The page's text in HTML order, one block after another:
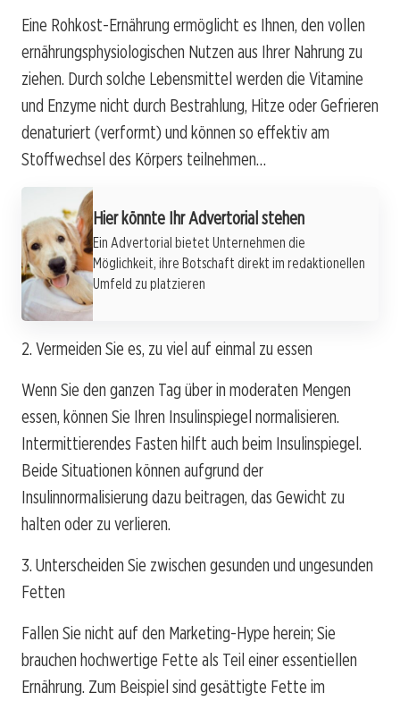
Eine Rohkost-Ernährung ermöglicht es Ihnen, den vollen
ernährungsphysiologischen Nutzen aus Ihrer Nahrung zu
ziehen. Durch solche Lebensmittel werden die Vitamine
und Enzyme nicht durch Bestrahlung, Hitze oder Gefrieren
denaturiert (verformt) und können so effektiv am
Stoffwechsel des Körpers teilnehmen…
Hier könnte Ihr Advertorial stehen
Ein Advertorial bietet Unternehmen die
Möglichkeit, ihre Botschaft direkt im redaktionellen
Umfeld zu platzieren
2. Vermeiden Sie es, zu viel auf einmal zu essen
Wenn Sie den ganzen Tag über in moderaten Mengen
essen, können Sie Ihren Insulinspiegel normalisieren.
Intermittierendes Fasten hilft auch beim Insulinspiegel.
Beide Situationen können aufgrund der
Insulinnormalisierung dazu beitragen, das Gewicht zu
halten oder zu verlieren.
3. Unterscheiden Sie zwischen gesunden und ungesunden
Fetten
Fallen Sie nicht auf den Marketing-Hype herein; Sie
brauchen hochwertige Fette als Teil einer essentiellen
Ernährung. Zum Beispiel sind gesättigte Fette im